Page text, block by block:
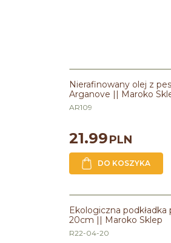
Nierafinowany olej z
Arganove || Maroko
AR109
21.99PLN
DO KOSZYKA
Ekologiczna
20cm || Maroko Sklep
R22-04-20